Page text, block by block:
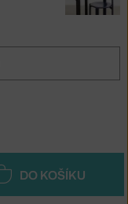
DO KOŠÍKU